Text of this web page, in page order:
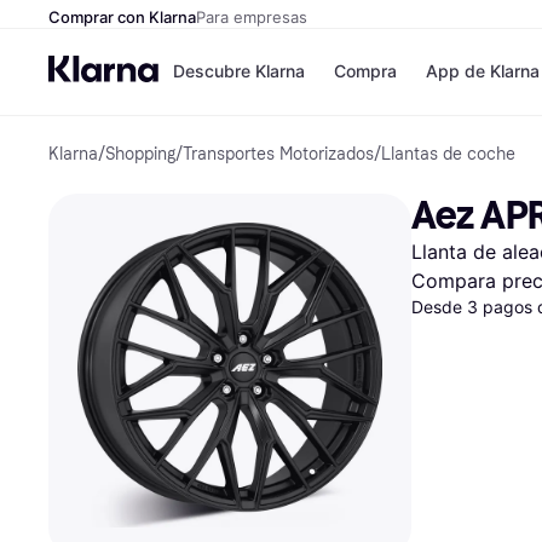
Comprar con KlarnaPara empresas
Descubre Klarna
Formas de pago
Paga ahora
Paga en 3 plazos
Paga en 30 días
Financiación
Klarna en Apple
Compra
Tiendas
Shein
Zalando
Zara
JD Sports
App de Klarna
Klarna/Shopping/Transportes Motorizados/Llantas de coche
Aez
Llanta de
Compara
Desde 3 pagos